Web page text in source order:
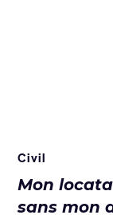
Civil
Mon
sans mon